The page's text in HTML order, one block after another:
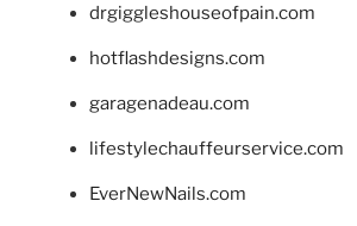
drgiggleshouseofpain.com
hotflashdesigns.com
garagenadeau.com
lifestylechauffeurservice.com
EverNewNails.com